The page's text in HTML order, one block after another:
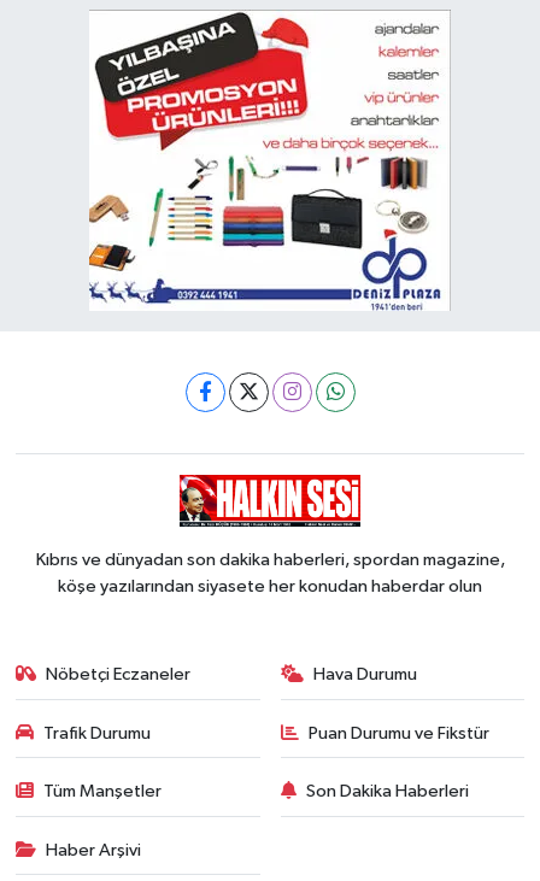
Kıbrıs ve dünyadan son dakika haberleri, spordan magazine,
köşe yazılarından siyasete her konudan haberdar olun
Nöbetçi Eczaneler Hava Durumu
Trafik Durumu Puan Durumu ve Fikstür
Tüm Manşetler Son Dakika Haberleri
Haber Arşivi